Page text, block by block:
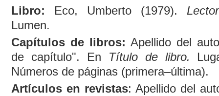
Libro: Eco, Umberto (1979).
Lumen.
Capítulos de libros: Apellido del
de capítulo". En Título de libro.
Números de páginas (primera–última).
Artículos en revistas: Apellido del